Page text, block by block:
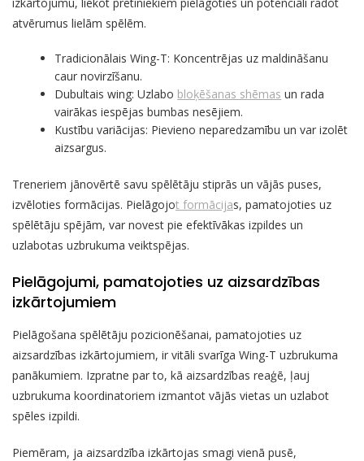
atvērumus lielām spēlēm.
Tradicionālais Wing-T: Koncentrējas uz maldināšanu
caur novirzīšanu.
Dubultais wing: Uzlabo bloķēšanas shēmas un rada
vairākas iespējas bumbas nesējiem.
Kustību variācijas: Pievieno neparedzamību un var izolēt
aizsargus.
Treneriem jānovērtē savu spēlētāju stiprās un vājās puses,
izvēloties formācijas. Pielāgojot formācijas, pamatojoties uz
spēlētāju spējām, var novest pie efektīvākas izpildes un
uzlabotas uzbrukuma veiktspējas.
Pielāgojumi, pamatojoties uz aizsardzības
izkārtojumiem
Pielāgošana spēlētāju pozicionēšanai, pamatojoties uz
aizsardzības izkārtojumiem, ir vitāli svarīga Wing-T uzbrukuma
panākumiem. Izpratne par to, kā aizsardzības reaģē, ļauj
uzbrukuma koordinatoriem izmantot vājās vietas un uzlabot
spēles izpildi.
Piemēram, ja aizsardzība izkārtojas smagi vienā pusē,